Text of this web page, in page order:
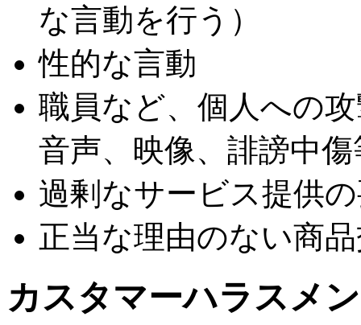
な言動を行う）
性的な言動
職員など、個人への
音声、映像、誹謗中
過剰なサービス提供
正当な理由のない商
カスタマーハラスメ